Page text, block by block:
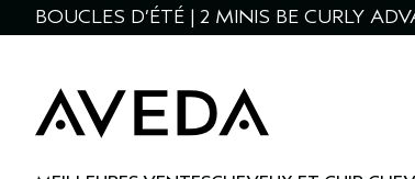
BOUCLES D’ÉTÉ | 2 MINIS BE CURLY